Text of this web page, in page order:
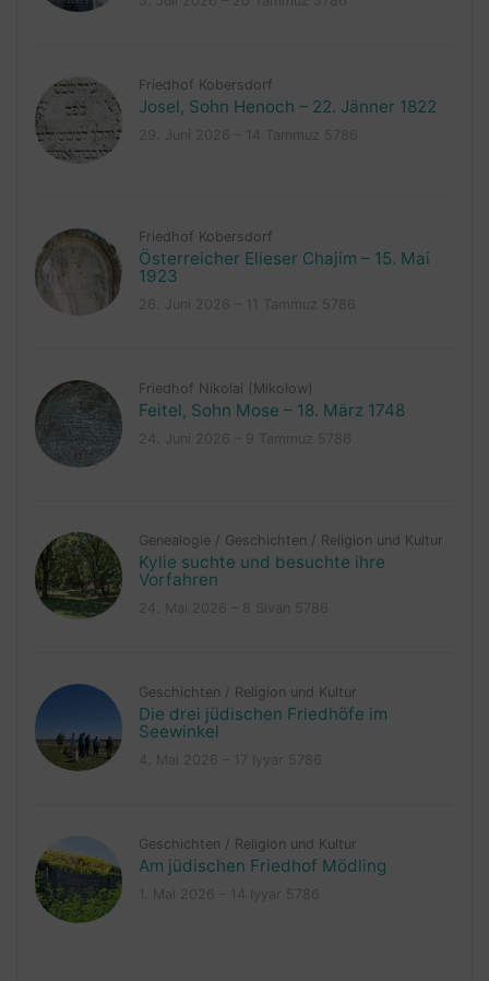
Friedhof Kobersdorf
Josel, Sohn Henoch – 22. Jänner 1822
Friedhof Kobersdorf
Österreicher Elieser Chajim – 15. Mai
1923
Friedhof Nikolai (Mikolow)
Feitel, Sohn Mose – 18. März 1748
Genealogie / Geschichten / Religion und Kultur
Kylie suchte und besuchte ihre
Vorfahren
Geschichten / Religion und Kultur
Die drei jüdischen Friedhöfe im
Seewinkel
Geschichten / Religion und Kultur
Am jüdischen Friedhof Mödling